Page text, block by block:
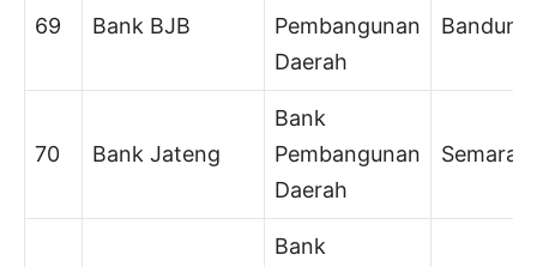
69 Bank BJB
Pembangunan
Daerah
Bandung
70 Bank Jateng
Bank
Pembangunan
Daerah
Bank